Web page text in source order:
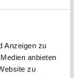
Anzeigen zu
anbieten
zu
wurde bislang